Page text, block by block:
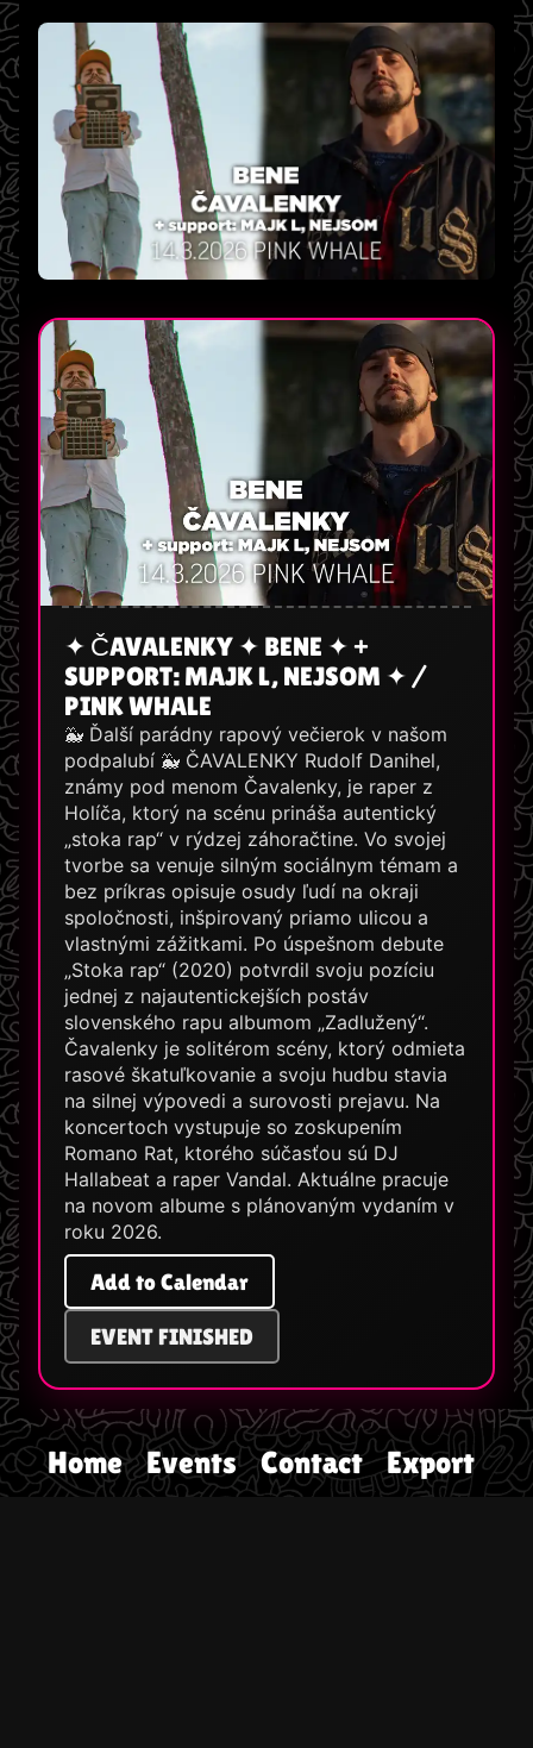
✦ ČAVALENKY ✦ BENE ✦ +
SUPPORT: MAJK L, NEJSOM ✦ /
PINK WHALE
🐳 Ďalší parádny rapový večierok v našom
podpalubí 🐳 ČAVALENKY Rudolf Danihel,
známy pod menom Čavalenky, je raper z
Holíča, ktorý na scénu prináša autentický
„stoka rap“ v rýdzej záhoračtine. Vo svojej
tvorbe sa venuje silným sociálnym témam a
bez príkras opisuje osudy ľudí na okraji
spoločnosti, inšpirovaný priamo ulicou a
vlastnými zážitkami. Po úspešnom debute
„Stoka rap“ (2020) potvrdil svoju pozíciu
jednej z najautentickejších postáv
slovenského rapu albumom „Zadlužený“.
Čavalenky je solitérom scény, ktorý odmieta
rasové škatuľkovanie a svoju hudbu stavia
na silnej výpovedi a surovosti prejavu. Na
koncertoch vystupuje so zoskupením
Romano Rat, ktorého súčasťou sú DJ
Hallabeat a raper Vandal. Aktuálne pracuje
na novom albume s plánovaným vydaním v
roku 2026.
Add to Calendar
EVENT FINISHED
Home Events Contact Export